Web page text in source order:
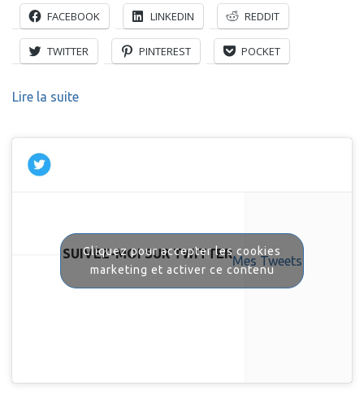
FACEBOOK LINKEDIN REDDIT
TWITTER PINTEREST POCKET
Lire la suite
SUIVEZ-MOI SUR TWITTERMes Tweets
Cliquez pour accepter les cookies
marketing et activer ce contenu